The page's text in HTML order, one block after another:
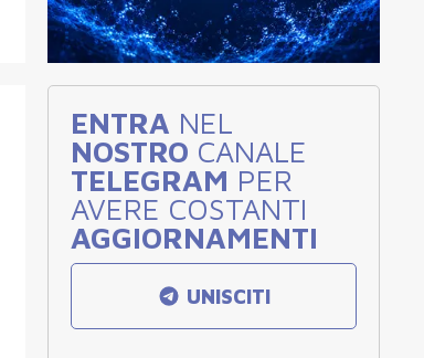
ENTRA NEL
NOSTRO CANALE
TELEGRAM PER
AVERE COSTANTI
AGGIORNAMENTI
UNISCITI